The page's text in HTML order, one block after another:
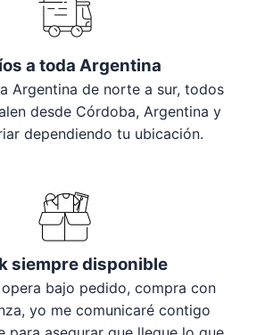
a toda Argentina
Argentina de norte a sur, todos
desde Córdoba, Argentina y
dependiendo tu ubicación.
siempre disponible
bajo pedido, compra con
yo me comunicaré contigo